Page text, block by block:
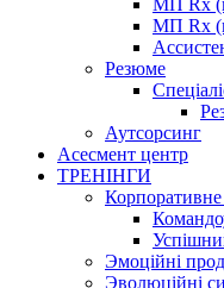
МП Rx
МП Rx
Резюме
Аутсорсинг
Асесмент центр
ТРЕНІНГИ
Эмоційні
Эволюційні